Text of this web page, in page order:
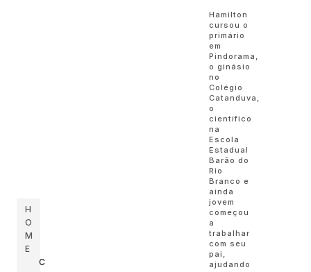
H
O
M
E
C
Hamilton
cursou o
primário
em
Pindorama,
o ginásio
no
Colégio
Catanduva,
o
científico
na
Escola
Estadual
Barão do
Rio
Branco e
ainda
jovem
começou
a
trabalhar
com seu
pai,
ajudando